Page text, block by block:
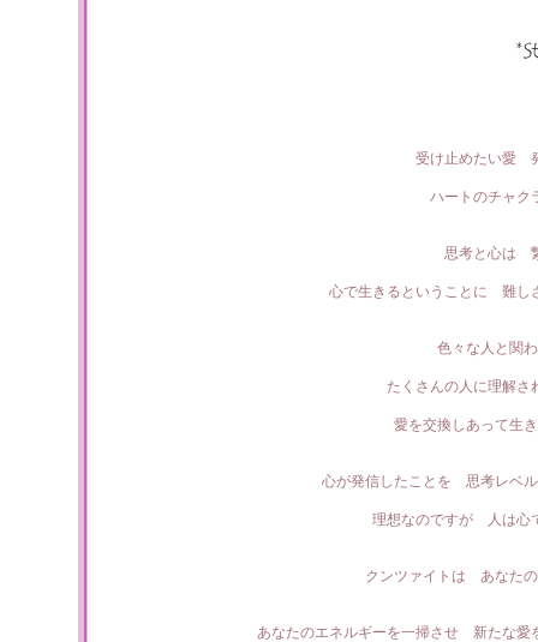
受け止めたい愛
ハートのチャ
思考と心は
心で生きるということに 難し
色々な人と関
たくさんの人に理解
愛を交換しあって生
心が発信したことを 思考レベ
理想なのですが 人は
クンツァイトは あなた
あなたのエネルギーを一掃させ 新たな愛